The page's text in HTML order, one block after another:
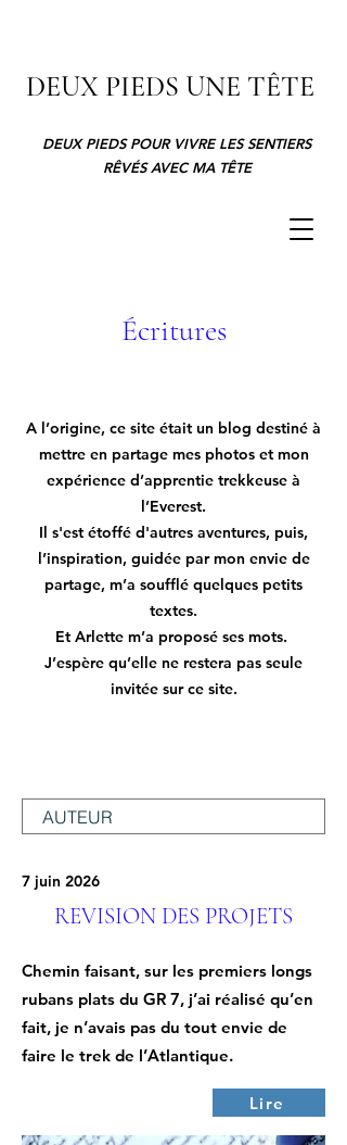
DEUX PIEDS UNE TÊTE
DEUX PIEDS POUR VIVRE LES SENTIERS
RÊVÉS AVEC MA TÊTE
Écritures
A l’origine, ce site était un blog destiné à
mettre en partage mes photos et mon
expérience d’apprentie trekkeuse à
l’Everest.
Il s'est étoffé d'autres aventures, puis,
l’inspiration, guidée par mon envie de
partage, m’a soufflé quelques petits
textes.
Et Arlette m’a proposé ses mots.
J’espère qu’elle ne restera pas seule
invitée sur ce site.
7 juin 2026
REVISION DES PROJETS
Chemin faisant, sur les premiers longs
rubans plats du GR 7, j’ai réalisé qu’en
fait, je n’avais pas du tout envie de
faire le trek de l’Atlantique.
Lire